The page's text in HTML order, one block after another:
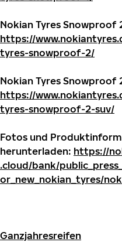
Nokian Tyres Snowproof
https://
tyres-snowproof-2/
Nokian Tyres Snowproof
https://
tyres-snowproof-2-suv/
Fotos und
herunterladen: https://
.cloud/bank/
or_new_nokian_tyres/
Ganzjahresreifen